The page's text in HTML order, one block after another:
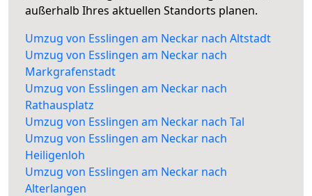
außerhalb Ihres aktuellen Standorts planen.
Umzug von Esslingen am Neckar nach Altstadt
Umzug von Esslingen am Neckar nach
Markgrafenstadt
Umzug von Esslingen am Neckar nach
Rathausplatz
Umzug von Esslingen am Neckar nach Tal
Umzug von Esslingen am Neckar nach
Heiligenloh
Umzug von Esslingen am Neckar nach
Alterlangen